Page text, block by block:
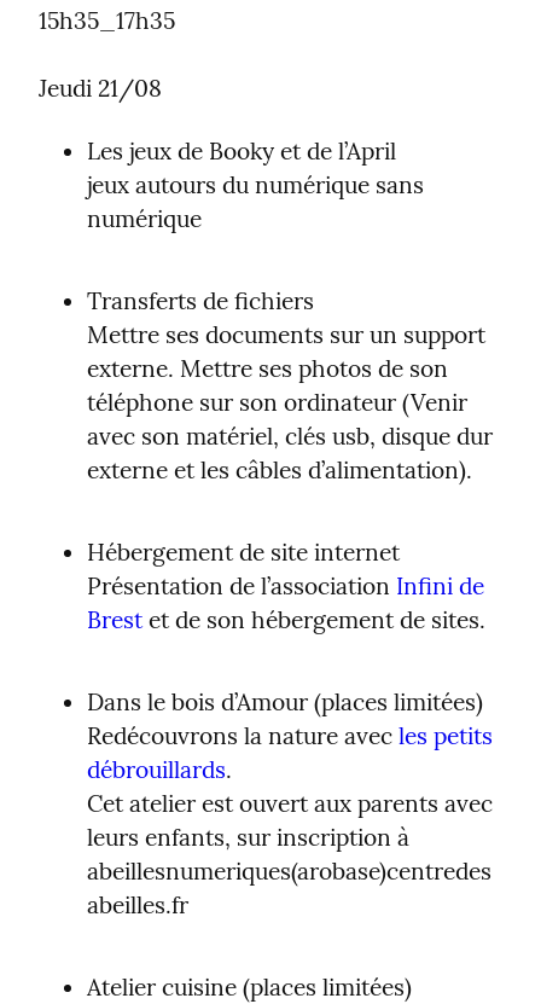
15h35_17h35
Jeudi 21/08
Les jeux de Booky et de l’April
jeux autours du numérique sans
numérique
Transferts de fichiers
Mettre ses documents sur un support
externe. Mettre ses photos de son
téléphone sur son ordinateur (Venir
avec son matériel, clés usb, disque dur
externe et les câbles d’alimentation).
Hébergement de site internet
Présentation de l’association Infini de
Brest et de son hébergement de sites.
Dans le bois d’Amour (places limitées)
Redécouvrons la nature avec les petits
débrouillards.
Cet atelier est ouvert aux parents avec
leurs enfants, sur inscription à
abeillesnumeriques(arobase)centredes
abeilles.fr
Atelier cuisine (places limitées)